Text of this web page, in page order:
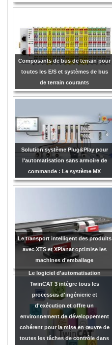
Composants de bus de terrain pour
toutes les E/S et systèmes de bus
de terrain courants
Solution système Plug&Play pour
l'automatisation sans armoire de
commande : Le système MX
Le transport intelligent des produits
avec XTS et XPlanar optimise les
machines d'emballage
Le logiciel d'automatisation
TwinCAT 3 intègre tous les
processus d'ingénierie et
d'exécution et offre un
environnement de développement
cohérent pour la mise en œuvre de
toutes les tâches de contrôle dans